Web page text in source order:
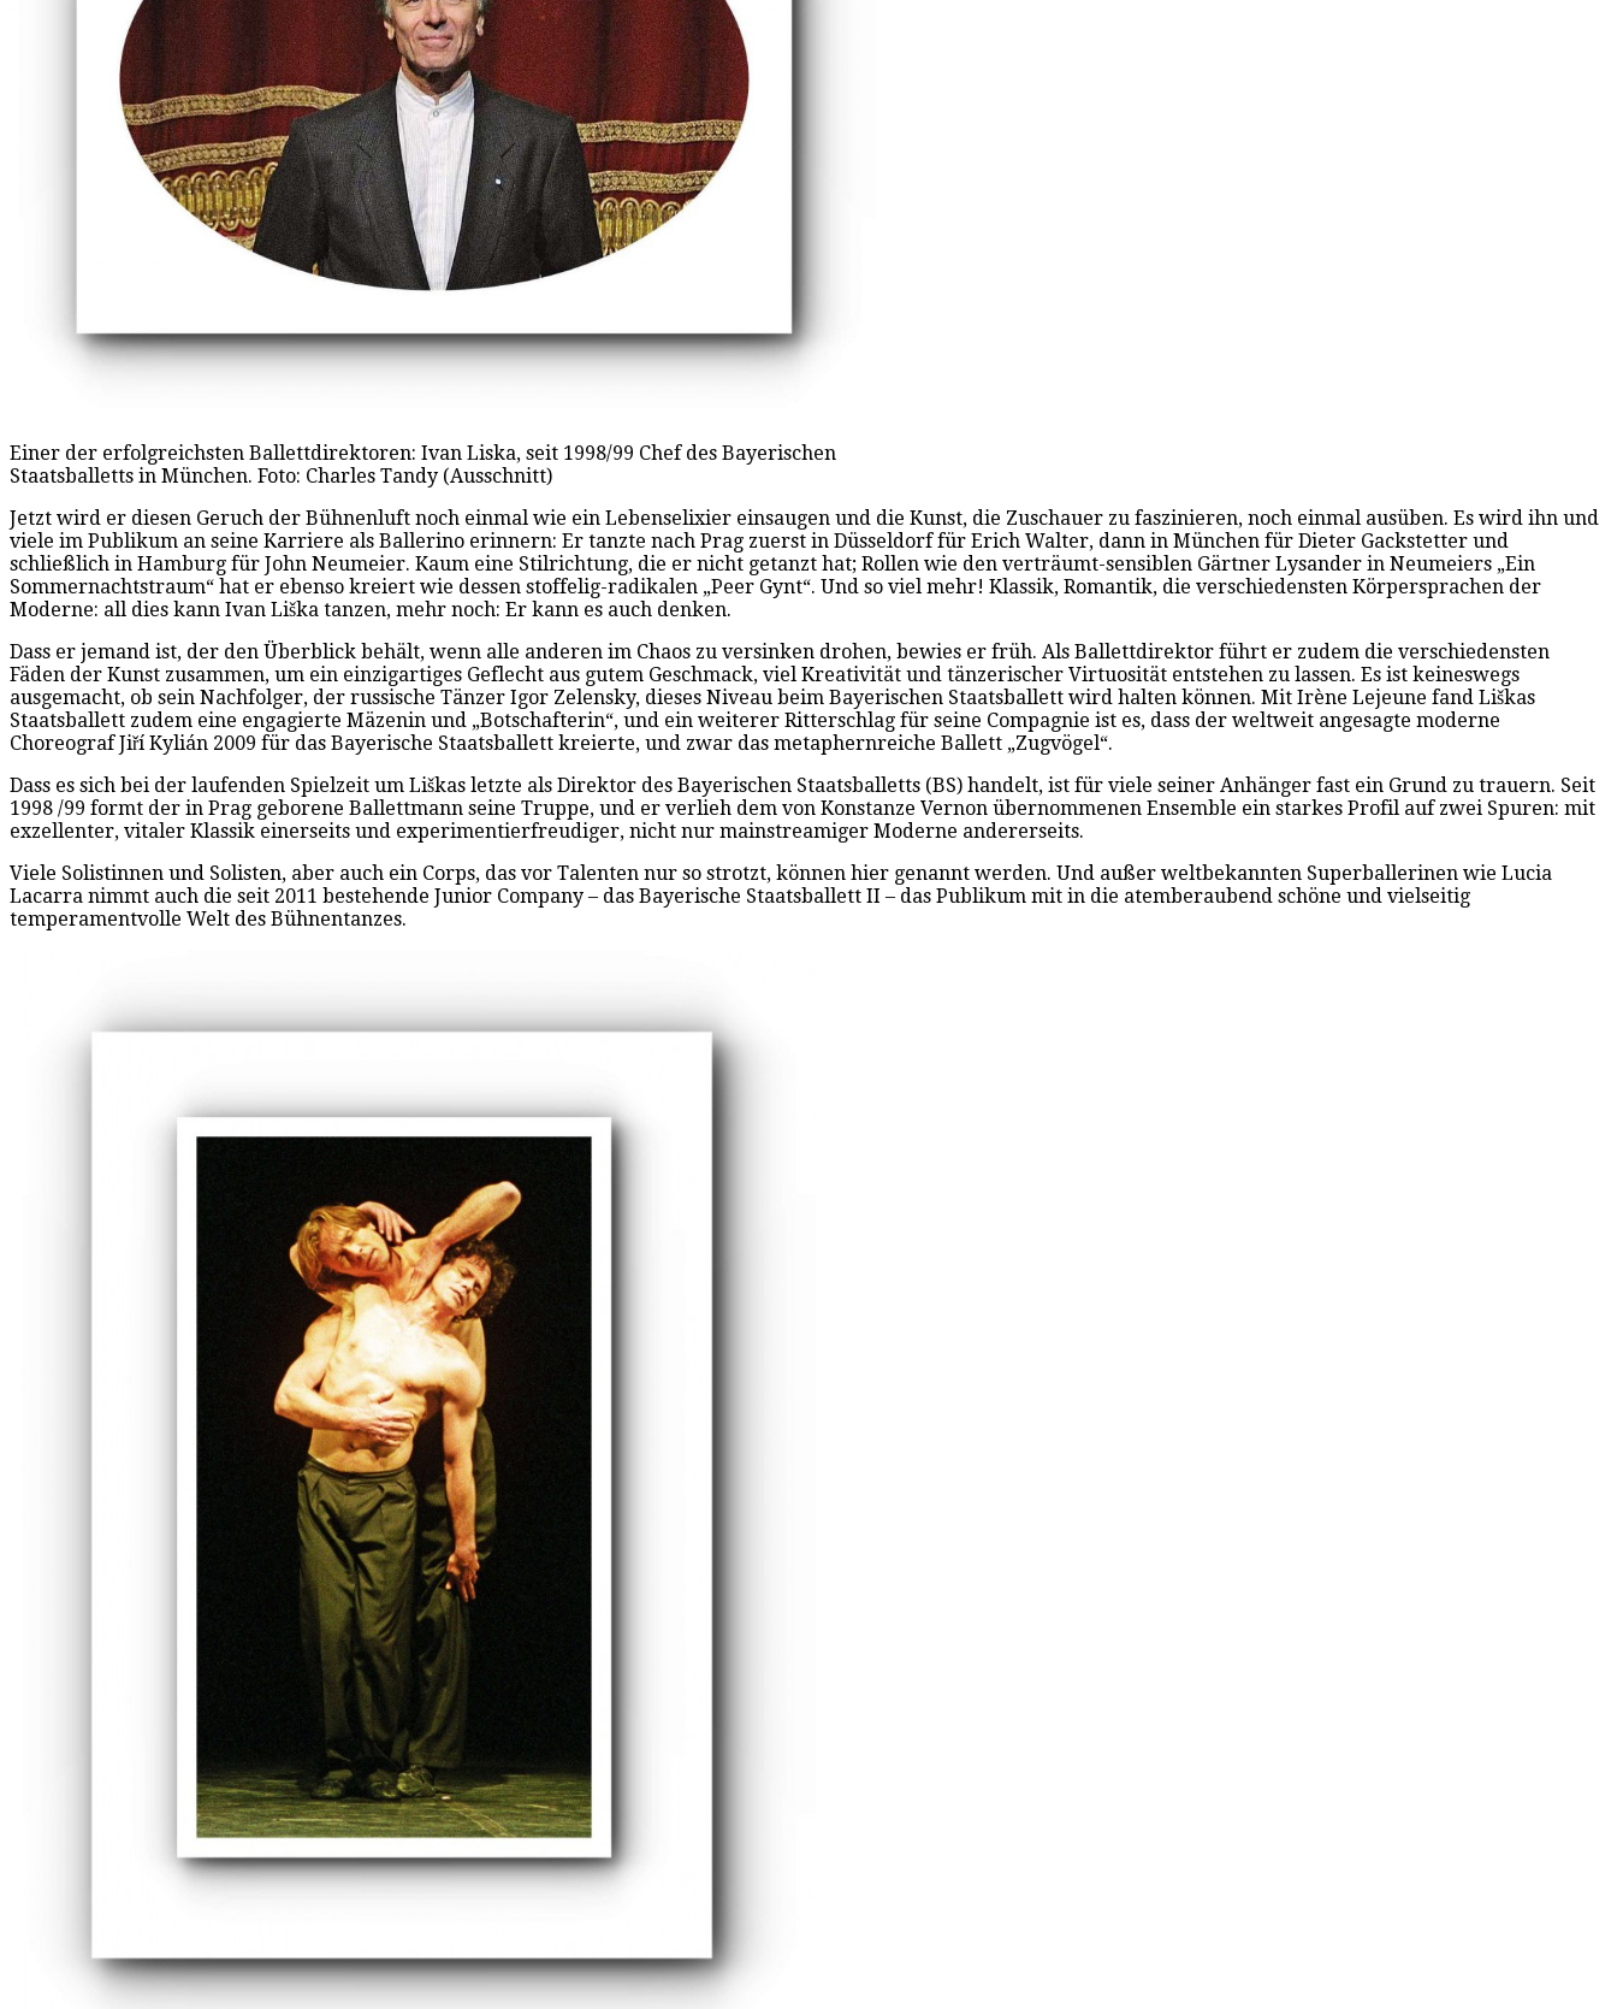
Einer der erfolgreichsten Ballettdirektoren: Ivan Liska, seit 1998/99 Chef des Bayerischen
Staatsballetts in München. Foto: Charles Tandy (Ausschnitt)
Jetzt wird er diesen Geruch der Bühnenluft noch einmal wie ein Lebenselixier einsaugen und die Kunst, die Zuschauer zu faszinieren, noch einmal ausüben. Es wird ihn und
viele im Publikum an seine Karriere als Ballerino erinnern: Er tanzte nach Prag zuerst in Düsseldorf für Erich Walter, dann in München für Dieter Gackstetter und
schließlich in Hamburg für John Neumeier. Kaum eine Stilrichtung, die er nicht getanzt hat; Rollen wie den verträumt-sensiblen Gärtner Lysander in Neumeiers „Ein
Sommernachtstraum“ hat er ebenso kreiert wie dessen stoffelig-radikalen „Peer Gynt“. Und so viel mehr! Klassik, Romantik, die verschiedensten Körpersprachen der
Moderne: all dies kann Ivan Liška tanzen, mehr noch: Er kann es auch denken.
Dass er jemand ist, der den Überblick behält, wenn alle anderen im Chaos zu versinken drohen, bewies er früh. Als Ballettdirektor führt er zudem die verschiedensten
Fäden der Kunst zusammen, um ein einzigartiges Geflecht aus gutem Geschmack, viel Kreativität und tänzerischer Virtuosität entstehen zu lassen. Es ist keineswegs
ausgemacht, ob sein Nachfolger, der russische Tänzer Igor Zelensky, dieses Niveau beim Bayerischen Staatsballett wird halten können. Mit Irène Lejeune fand Liškas
Staatsballett zudem eine engagierte Mäzenin und „Botschafterin“, und ein weiterer Ritterschlag für seine Compagnie ist es, dass der weltweit angesagte moderne
Choreograf Jiří Kylián 2009 für das Bayerische Staatsballett kreierte, und zwar das metaphernreiche Ballett „Zugvögel“.
Dass es sich bei der laufenden Spielzeit um Liškas letzte als Direktor des Bayerischen Staatsballetts (BS) handelt, ist für viele seiner Anhänger fast ein Grund zu trauern. Seit
1998 /99 formt der in Prag geborene Ballettmann seine Truppe, und er verlieh dem von Konstanze Vernon übernommenen Ensemble ein starkes Profil auf zwei Spuren: mit
exzellenter, vitaler Klassik einerseits und experimentierfreudiger, nicht nur mainstreamiger Moderne andererseits.
Viele Solistinnen und Solisten, aber auch ein Corps, das vor Talenten nur so strotzt, können hier genannt werden. Und außer weltbekannten Superballerinen wie Lucia
Lacarra nimmt auch die seit 2011 bestehende Junior Company – das Bayerische Staatsballett II – das Publikum mit in die atemberaubend schöne und vielseitig
temperamentvolle Welt des Bühnentanzes.